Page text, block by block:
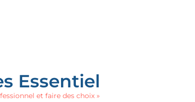
Essentiel
et faire des choix »